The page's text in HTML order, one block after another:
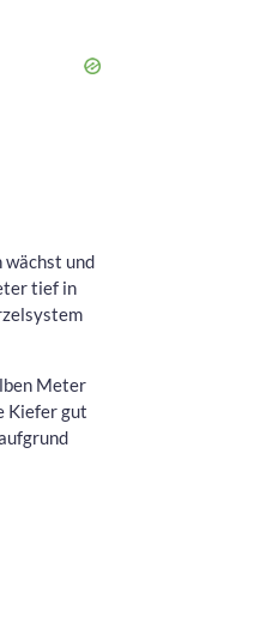
wächst und
tief in
Meter
Kiefer gut